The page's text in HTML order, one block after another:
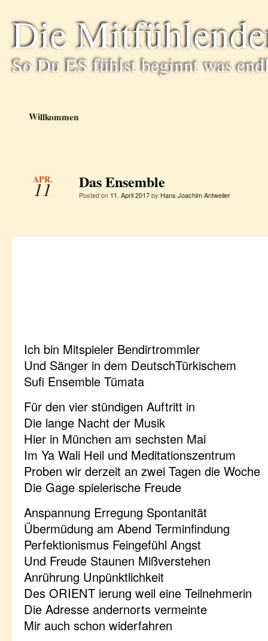
Die
So Du ES fühlst beginnt was
Willkommen
APR.
11 Das Ensemble
Posted on 11. April 2017by Hans Joachim Antweiler
Ich bin Mitspieler Bendirtrommler
Und Sänger in dem DeutschTürkischem
Sufi Ensemble Tümata
Für den vier stündigen Auftritt in
Die lange Nacht der Musik
Hier in München am sechsten Mai
Im Ya Wali Heil und Meditationszentrum
Proben wir derzeit an zwei Tagen die Woche
Die Gage spielerische Freude
Anspannung Erregung Spontanität
Übermüdung am Abend Terminfindung
Perfektionismus Feingefühl Angst
Und Freude Staunen Mißverstehen
Anrührung Unpünktlichkeit
Des ORIENT ierung weil eine Teilnehmerin
Die Adresse andernorts vermeinte
Mir auch schon widerfahren